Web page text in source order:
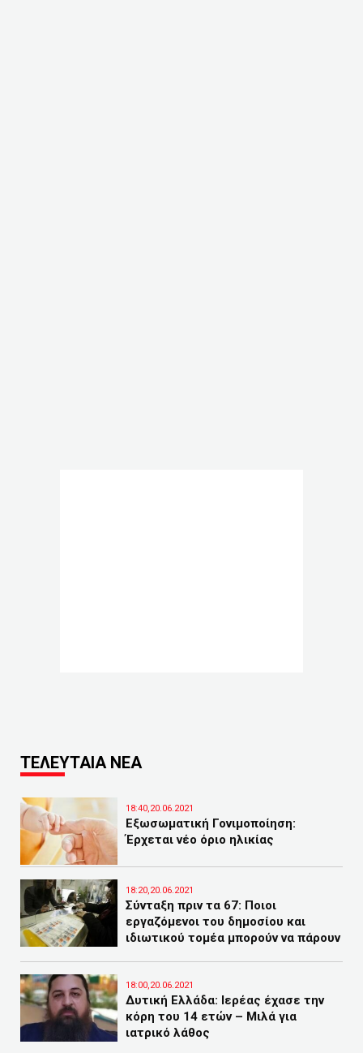
ΤΕΛΕΥΤΑΙΑ ΝΕΑ
18:40,20.06.2021
Εξωσωματική Γονιμοποίηση:
Έρχεται νέο όριο ηλικίας
18:20,20.06.2021
Σύνταξη πριν τα 67: Ποιοι
εργαζόμενοι του δημοσίου και
ιδιωτικού τομέα μπορούν να πάρουν
18:00,20.06.2021
Δυτική Ελλάδα: Ιερέας έχασε την
κόρη του 14 ετών – Μιλά για
ιατρικό λάθος